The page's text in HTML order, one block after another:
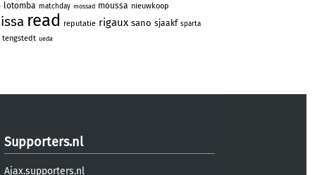
lotomba matchday mossad moussa nieuwkoop
read reputatie rigaux sano sjaakf sparta
tengstedt ueda
Supporters.nl
Ajax.supporters.nl